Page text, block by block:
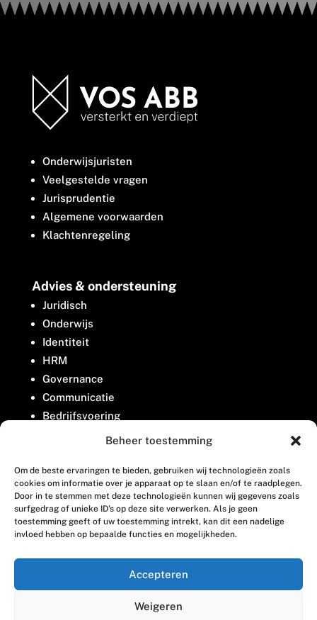
Beheer toestemming
Om de beste ervaringen te bieden, gebruiken wij technologieën zoals
cookies om informatie over je apparaat op te slaan en/of te raadplegen.
Door in te stemmen met deze technologieën kunnen wij gegevens zoals
surfgedrag of unieke ID's op deze site verwerken. Als je geen
toestemming geeft of uw toestemming intrekt, kan dit een nadelige
invloed hebben op bepaalde functies en mogelijkheden.
Accepteren
Weigeren
Onderwijsjuristen
Veelgestelde vragen
Jurisprudentie
Algemene voorwaarden
Klachtenregeling
Advies & ondersteuning
Juridisch
Onderwijs
Identiteit
HRM
Governance
Communicatie
Bedrijfsvoering
Belangenbehartiging
Contact
Houttuinlaan 8
3447 GM Woerden